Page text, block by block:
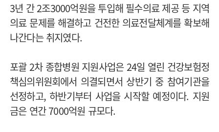
3년 간 2조3000억원을 투입해 필수의료 제공 등 지역
의료 문제를 해결하고 건전한 의료전달체계를 확보해
나간다는 취지였다.
포괄 2차 종합병원 지원사업은 24일 열린 건강보험정
책심의위원회에서 의결되면서 상반기 중 참여기관을
선정하고, 하반기부터 사업을 시작할 예정이다. 지원
금은 연간 7000억원 규모다.